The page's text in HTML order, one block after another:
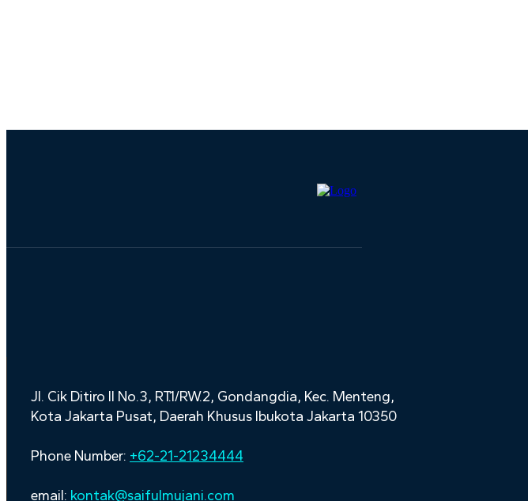
Jl. Cik Ditiro II No.3, RT.1/RW.2, Gondangdia, Kec. Menteng,
Kota Jakarta Pusat, Daerah Khusus Ibukota Jakarta 10350
Phone Number: +62-21-21234444
email: kontak@saifulmujani.com